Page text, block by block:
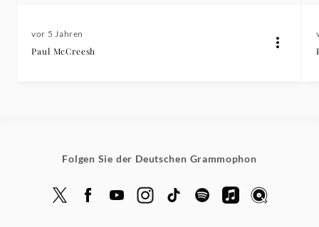
vor 5 Jahren
Paul McCreesh
Folgen Sie der Deutschen Grammophon